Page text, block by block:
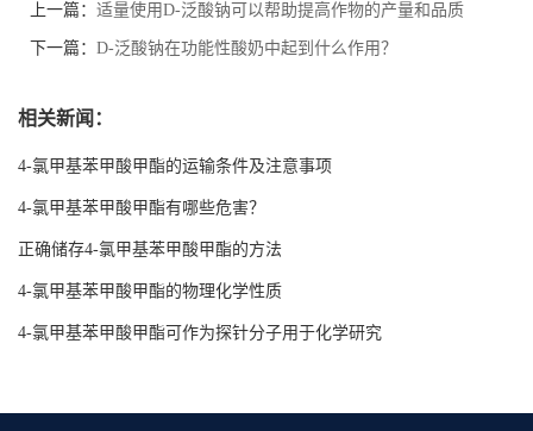
上一篇： 适量使用D-泛酸钠可以帮助提高作物的产量和品质
下一篇： D-泛酸钠在功能性酸奶中起到什么作用？
相关新闻：
4-氯甲基苯甲酸甲酯的运输条件及注意事项
4-氯甲基苯甲酸甲酯有哪些危害？
正确储存4-氯甲基苯甲酸甲酯的方法
4-氯甲基苯甲酸甲酯的物理化学性质
4-氯甲基苯甲酸甲酯可作为探针分子用于化学研究